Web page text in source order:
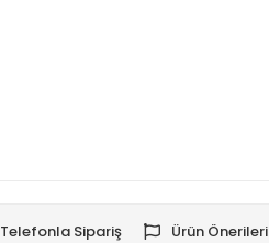
Telefonla Sipariş Ürün Önerileri